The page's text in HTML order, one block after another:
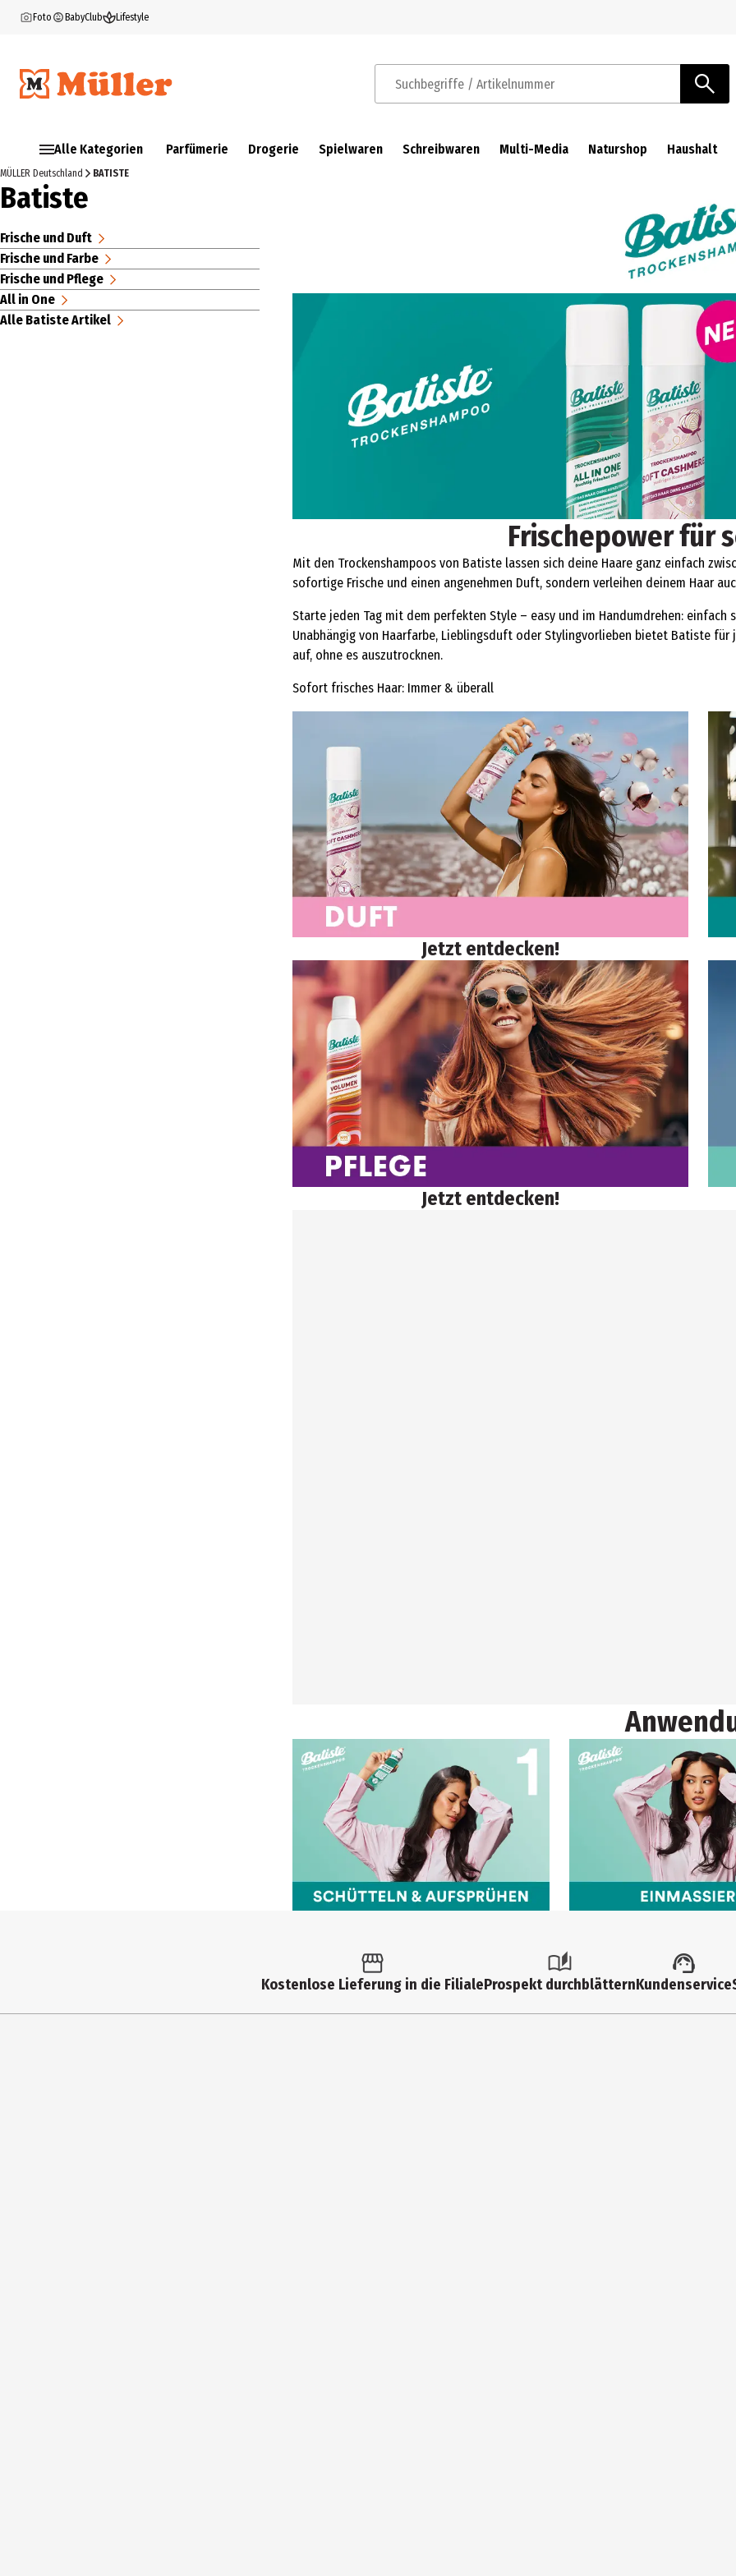
Foto BabyClub Lifestyle
Suchbegriffe / Artikelnummer
Alle Kategorien Parfümerie Drogerie Spielwaren Schreibwaren Multi-Media Naturshop Haushalt
MÜLLER Deutschland BATISTE
Batiste
Frische und Duft
Frische und Farbe
Frische und Pflege
All in One
Alle Batiste Artikel
Frischepower für
Mit den Trockenshampoos von Batiste lassen sich deine Haare ganz einfach
sofortige Frische und einen angenehmen Duft, sondern verleihen deinem Haar
Starte jeden Tag mit dem perfekten Style – easy und im Handumdrehen:
Unabhängig von Haarfarbe, Lieblingsduft oder Stylingvorlieben bietet Batiste
auf, ohne es auszutrocknen.
Sofort frisches Haar: Immer & überall
Jetzt entdecken!
Jetzt entdecken!
Kostenlose Lieferung in die FilialeProspekt durchblätternKundenservice